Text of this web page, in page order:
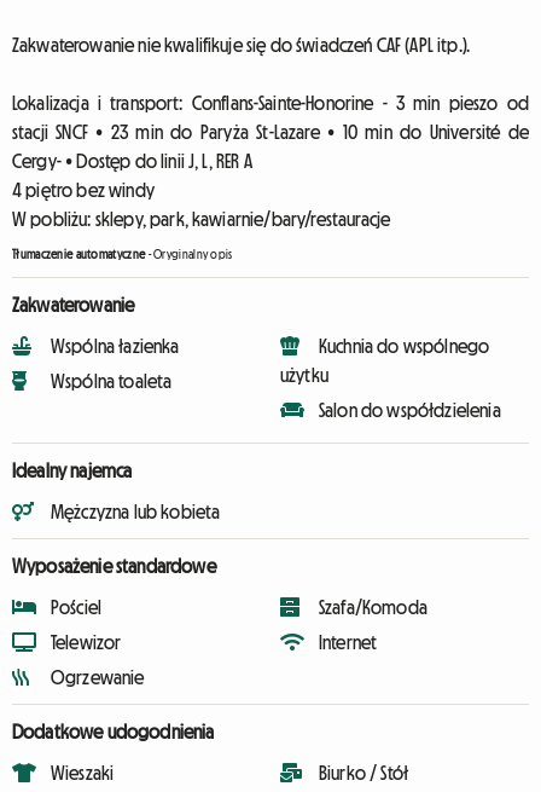
Zakwaterowanie nie kwalifikuje się do świadczeń CAF (APL itp.).
Lokalizacja i transport: Conflans-Sainte-Honorine - 3 min pieszo od
stacji SNCF • 23 min do Paryża St-Lazare • 10 min do Université de
Cergy- • Dostęp do linii J, L, RER A
4 piętro bez windy
W pobliżu: sklepy, park, kawiarnie/bary/restauracje
Tłumaczenie automatyczne-Oryginalny opis
Zakwaterowanie
Wspólna łazienka
Wspólna toaleta
Kuchnia do wspólnego
użytku
Salon do współdzielenia
Idealny najemca
Mężczyzna lub kobieta
Wyposażenie standardowe
Pościel
Telewizor
Ogrzewanie
Szafa/Komoda
Internet
Dodatkowe udogodnienia
Wieszaki Biurko / Stół